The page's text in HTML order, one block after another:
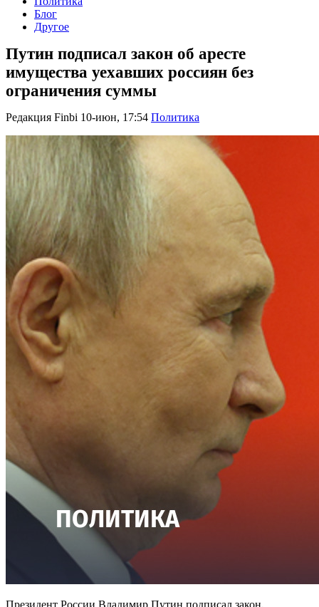
Блог
Другое
Путин подписал закон об аресте
имущества уехавших россиян без
ограничения суммы
Редакция Finbi 10-июн, 17:54 Политика